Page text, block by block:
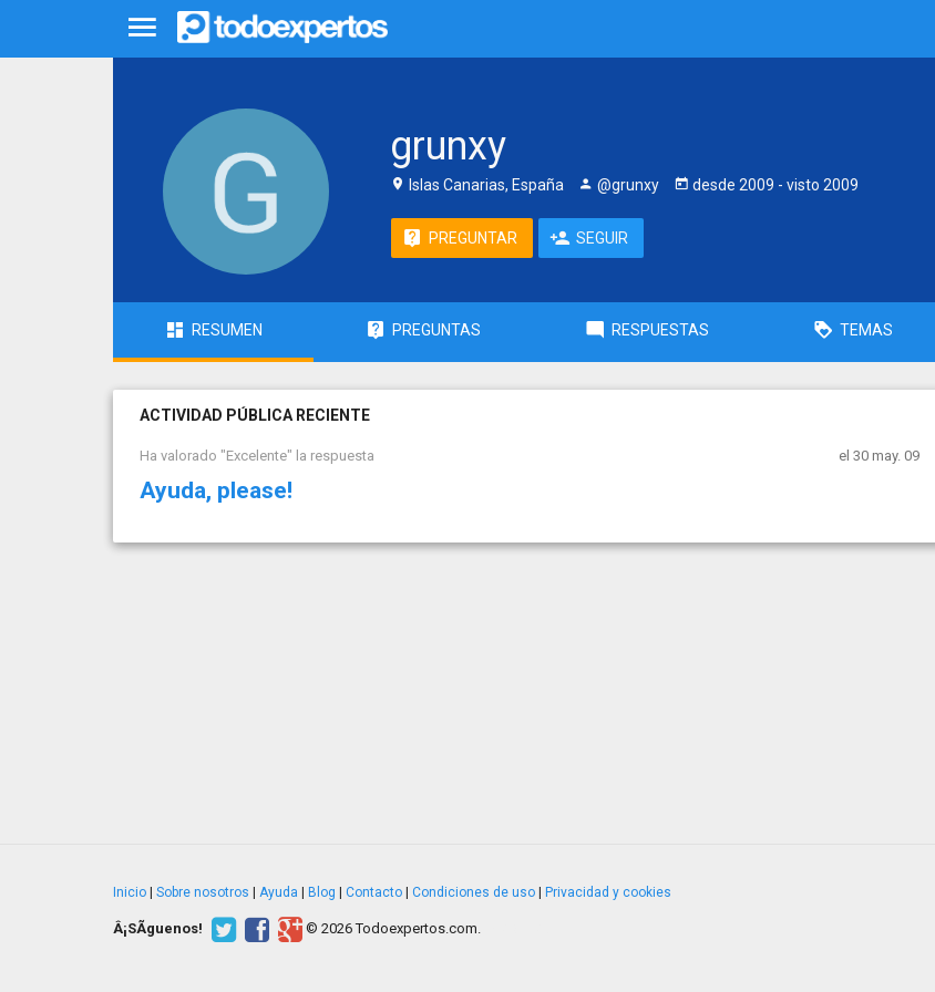
grunxy
Islas Canarias, España @grunxy desde 2009 - visto 2009
PREGUNTAR SEGUIR
RESUMEN PREGUNTAS RESPUESTAS TEMAS
ACTIVIDAD PÚBLICA RECIENTE
Ha valorado "Excelente" la respuesta el 30 may. 09
Ayuda, please!
Inicio Sobre nosotros Ayuda Blog Contacto Condiciones de uso Privacidad y cookies
Â¡SÃ­guenos! © 2026 Todoexpertos.com.